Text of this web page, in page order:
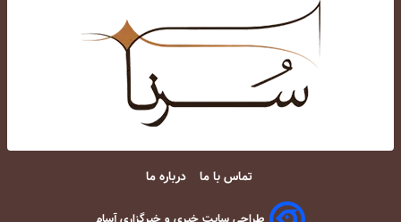
تماس با ما درباره ما